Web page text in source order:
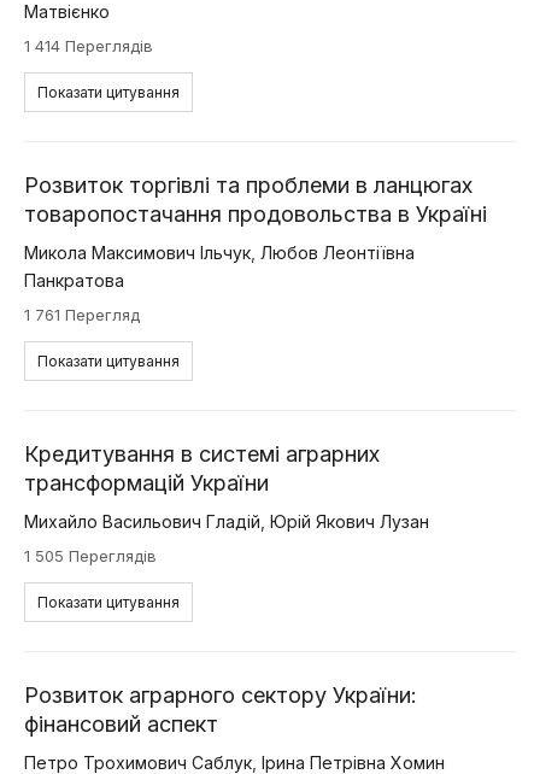
Матвієнко
1 414 Переглядів
Показати цитування
Розвиток торгівлі та проблеми в ланцюгах
товаропостачання продовольства в Україні
Микола Максимович Ільчук Любов Леонтіївна
Панкратова
1 761 Перегляд
Показати цитування
Кредитування в системі аграрних
трансформацій України
Михайло Васильович Гладій Юрій Якович Лузан
1 505 Переглядів
Показати цитування
Розвиток аграрного сектору України:
фінансовий аспект
Петро Трохимович Саблук Ірина Петрівна Хомин